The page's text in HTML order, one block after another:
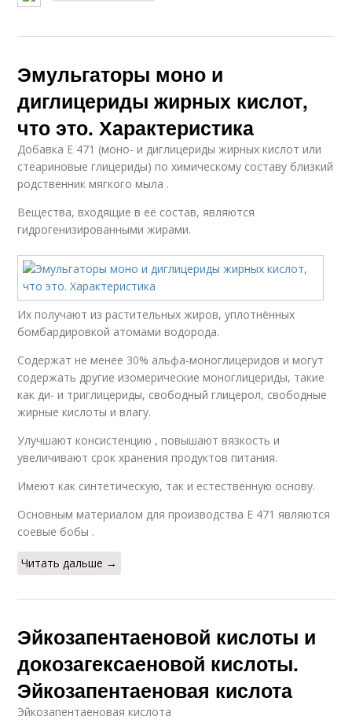
Эмульгаторы моно и
диглицериды жирных кислот,
что это. Характеристика
Добавка E 471 (моно- и диглицериды жирных кислот или
стеариновые глицериды) по химическому составу близкий
родственник мягкого мыла .
Вещества, входящие в её состав, являются
гидрогенизированными жирами.
Их получают из растительных жиров, уплотнённых
бомбардировкой атомами водорода.
Содержат не менее 30% альфа-моноглицеридов и могут
содержать другие изомерические моноглицериды, такие
как ди- и триглицериды, свободный глицерол, свободные
жирные кислоты и влагу.
Улучшают консистенцию , повышают вязкость и
увеличивают срок хранения продуктов питания.
Имеют как синтетическую, так и естественную основу.
Основным материалом для производства E 471 являются
соевые бобы .
Читать дальше →
Эйкозапентаеновой кислоты и
докозагексаеновой кислоты.
Эйкозапентаеновая кислота
Эйкозапентаеновая кислота